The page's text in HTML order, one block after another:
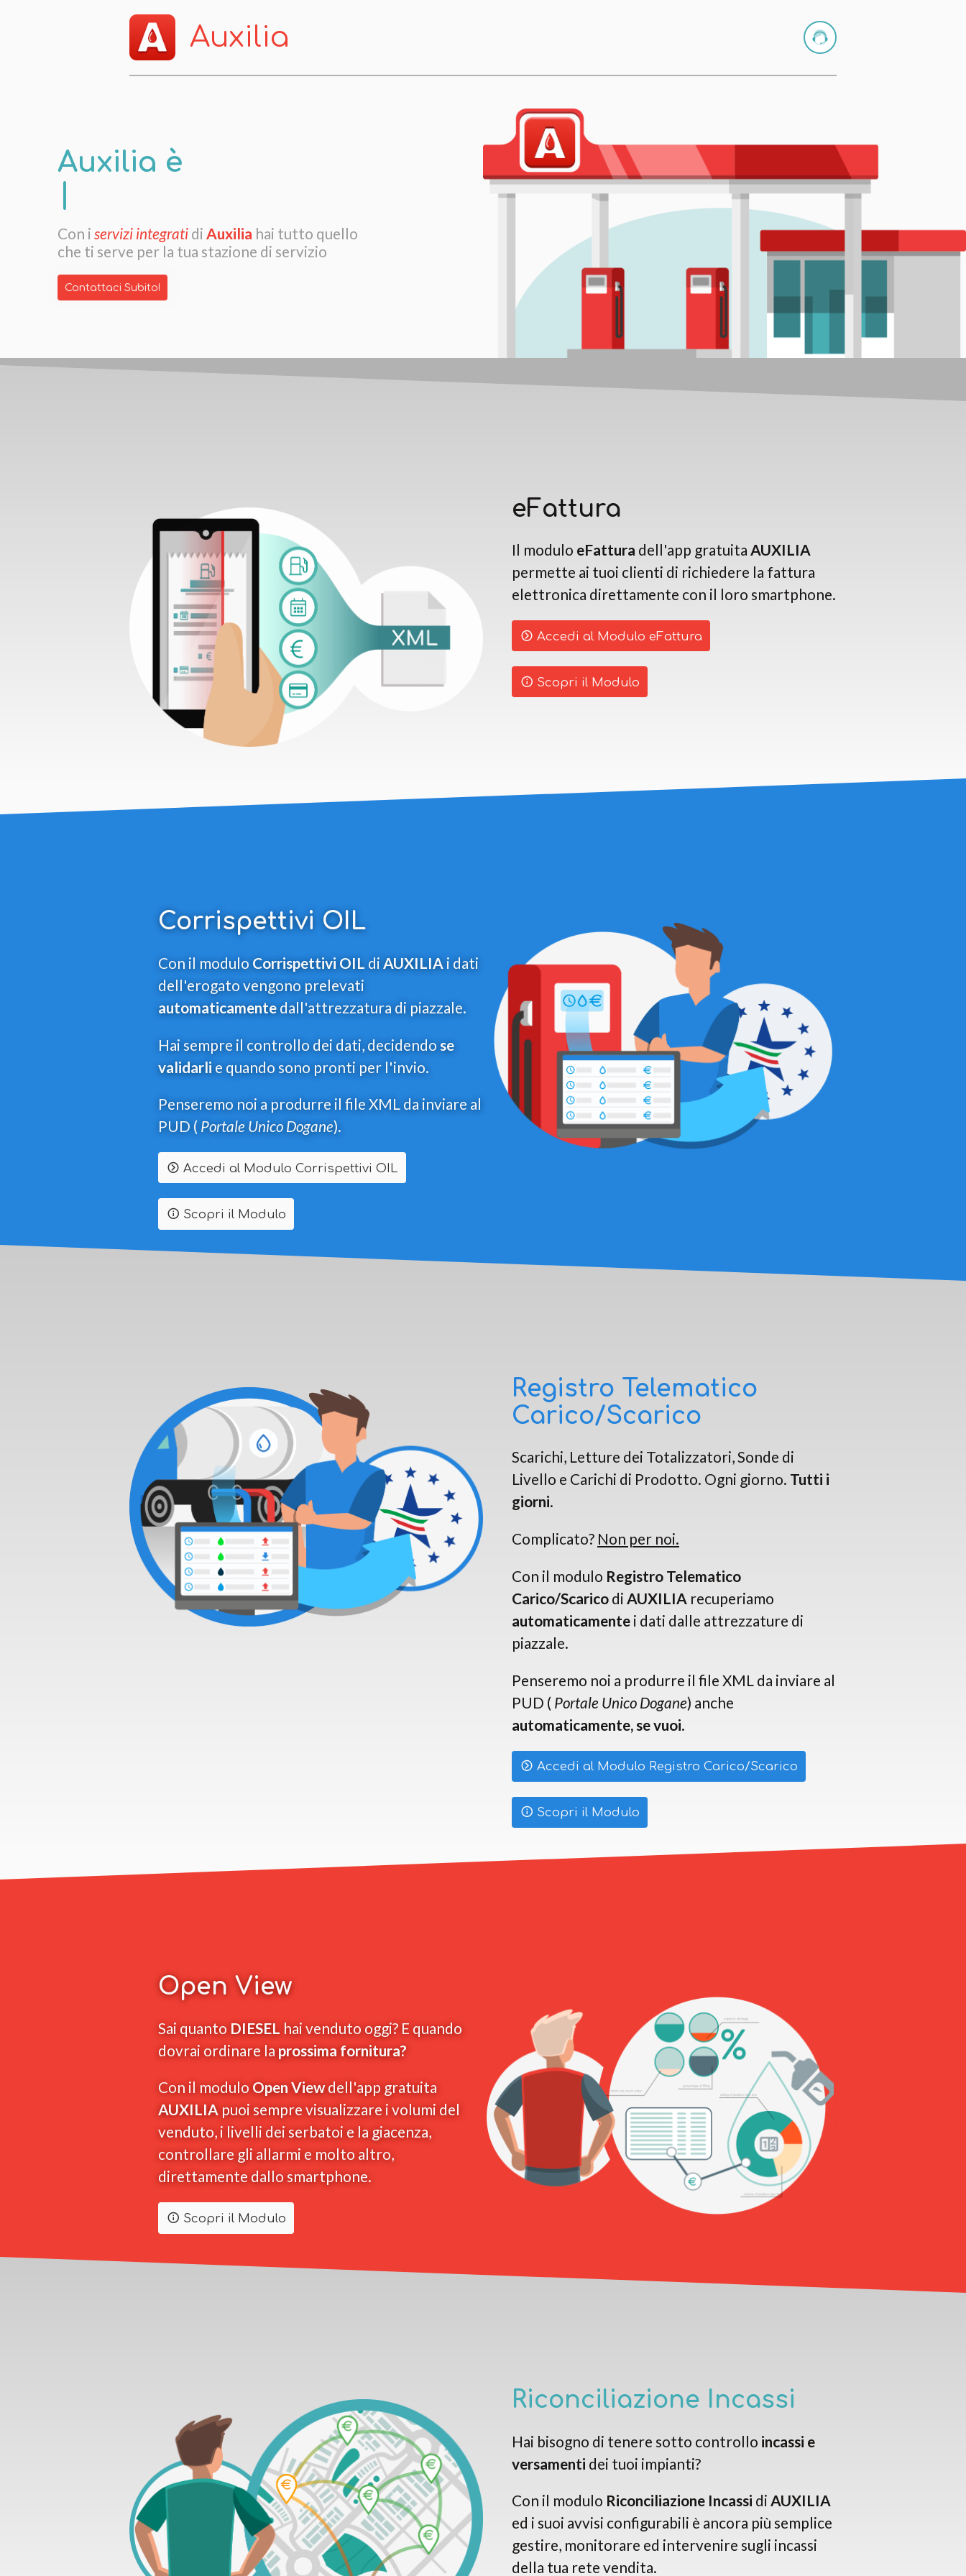
Auxilia CONTATTACI
Auxilia è
Con i servizi integrati di Auxilia hai tutto quello
che ti serve per la tua stazione di servizio
Contattaci Subito!
eFattura
Il modulo eFattura dell'app gratuita AUXILIA
permette ai tuoi clienti di richiedere la fattura
elettronica direttamente con il loro smartphone.
Accedi al Modulo eFattura
Scopri il Modulo
Corrispettivi OIL
Con il moduloCorrispettivi OIL di AUXILIA i dati
dell'erogato vengono prelevati
automaticamentedall'attrezzatura di piazzale.
Hai sempre il controllo dei dati, decidendose
validarlie quando sono pronti per l'invio.
Penseremo noi a produrre il file XML da inviare al
PUD ( Portale Unico Dogane).
Accedi al Modulo Corrispettivi OIL
Scopri il Modulo
Registro Telematico
Carico/Scarico
Scarichi, Letture dei Totalizzatori, Sonde di
Livello e Carichi di Prodotto. Ogni giorno. Tutti i
giorni.
Complicato? Non per noi.
Con il modulo Registro Telematico
Carico/Scarico di AUXILIA recuperiamo
automaticamente i dati dalle attrezzature di
piazzale.
Penseremo noi a produrre il file XML da inviare al
PUD ( Portale Unico Dogane) anche
automaticamente, se vuoi.
Accedi al Modulo Registro Carico/Scarico
Scopri il Modulo
Open View
Sai quantoDIESEL hai venduto oggi? E quando
dovrai ordinare laprossima fornitura?
Con il modulo Open Viewdell'app gratuita
AUXILIApuoi sempre visualizzare i volumi del
venduto, i livelli dei serbatoi e la giacenza,
controllare gli allarmi e molto altro,
direttamente dallo smartphone.
Scopri il Modulo
Riconciliazione Incassi
Hai bisogno di tenere sotto controllo incassi e
versamenti dei tuoi impianti?
Con il modulo Riconciliazione Incassi di AUXILIA
ed i suoi avvisi configurabili è ancora più semplice
gestire, monitorare ed intervenire sugli incassi
della tua rete vendita.